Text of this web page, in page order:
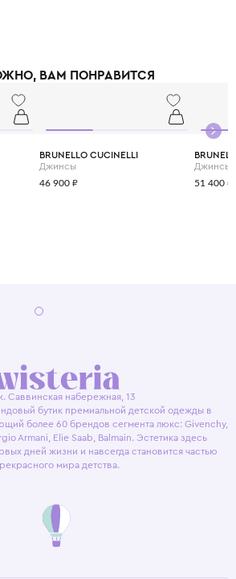
или ремонтировать одежду, чтобы она
сохраняя при этом свою форму и
удостоен престижного звания «Лучший
бренд», что подтверждает его статус
в любую погоду, оставаясь при этом
ВАМ ПОНРАВИТСЯ
BRUNELLO CUCINELLI
Джинсы
46 900 ₽
Джинсы
51 400 ₽
Саввинская набережная, 13
бутик премиальной детской одежды в
более 60 брендов сегмента люкс: Givenchy,
Armani, Elie Saab, Balmain. Эстетика здесь
дней жизни и навсегда становится частью
мира детства.